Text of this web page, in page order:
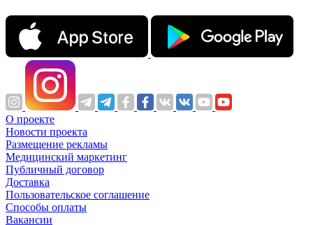
О проекте
Новости проекта
Размещение рекламы
Медицинский маркетинг
Публичный договор
Доставка
Пользовательское соглашение
Способы оплаты
Вакансии